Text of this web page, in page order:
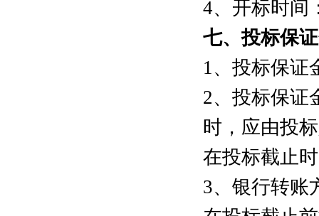
4、开标时间
七、投标保
1、投标保证
2、投标保证
时，应由投
在投标截止
3、银行转账